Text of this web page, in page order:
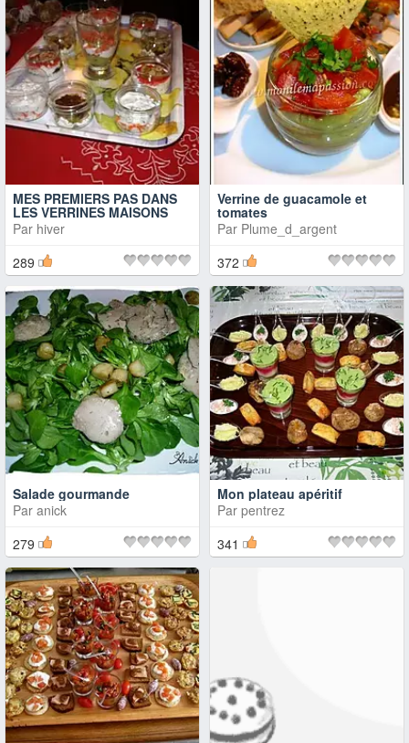
MES PREMIERS PAS DANS
LES VERRINES MAISONS
Par hiver
289
Verrine de guacamole et
tomates
Par Plume_d_argent
372
Salade gourmande
Par anick
279
Mon plateau apéritif
Par pentrez
341